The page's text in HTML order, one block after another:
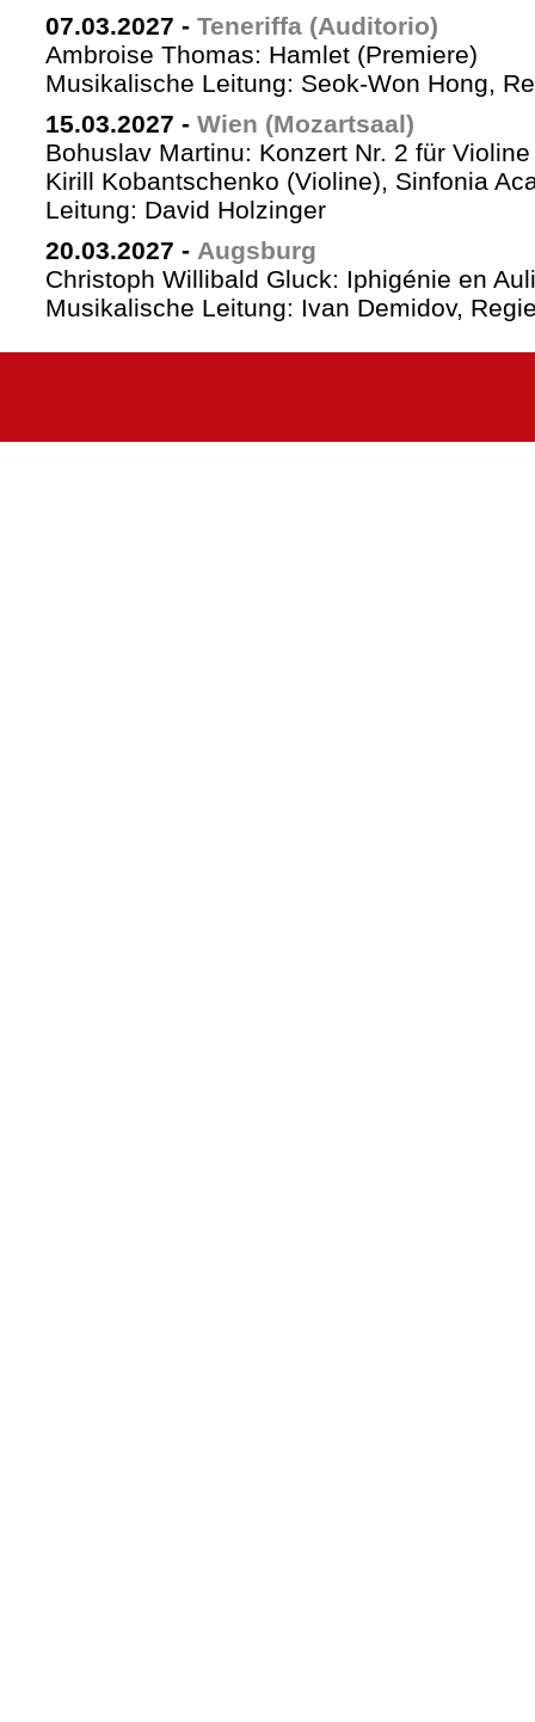
07.03.2027 - Teneriffa (Auditorio)
Ambroise Thomas: Hamlet (Premiere)
Musikalische Leitung: Seok-Won Hong,
15.03.2027 - Wien (Mozartsaal)
Bohuslav Martinu: Konzert Nr. 2 für
Kirill Kobantschenko (Violine), Sinfonia
Leitung: David Holzinger
20.03.2027 - Augsburg
Christoph Willibald Gluck: Iphigénie en
Musikalische Leitung: Ivan Demidov,